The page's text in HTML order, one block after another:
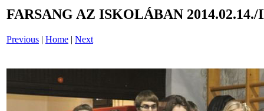
FARSANG AZ ISKOLÁBAN 2014.02.14./
Previous | Home | Next